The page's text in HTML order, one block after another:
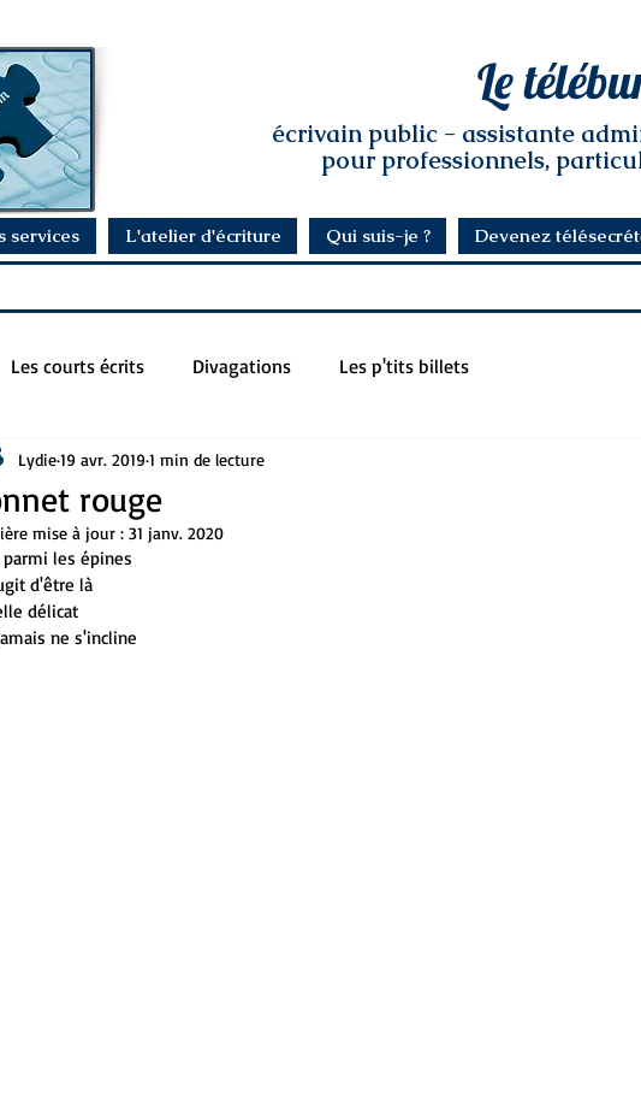
Le
écrivain public - assistante
pour professionnels,
services L'atelier d'écriture Qui suis-je ? Devenez
Les courts écrits Divagations Les p'tits billets
rouge
Lydie19 avr. 2019 1 min de lecture
mise à jour : 31 janv. 2020
parmi les épines
d'être là
délicat
ne s'incline